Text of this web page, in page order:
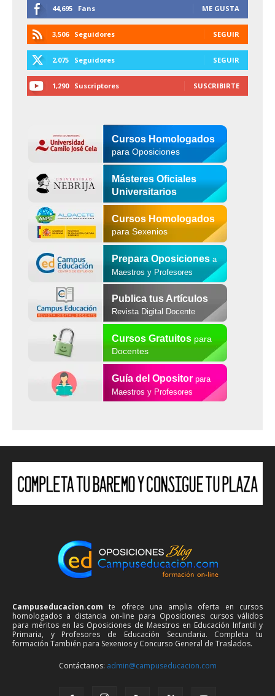
44,695 Fans ME GUSTA
3,506 Seguidores SEGUIR
2,075 Seguidores SEGUIR
1,290 Suscriptores SUSCRIBIRTE
Cursos Homologados
para Oposiciones
Másteres Oficiales
Universitarios
Cursos Homologados
para Sexenios
Prepara Oposiciones a
Maestros y Profesores
Publica tus Artículos
Revista Digital Docente
Cursos Gratuitospara
Docentes
Guía del Opositor para
Maestros y Profesores
Campuseducacion.com te ofrece una amplia oferta en cursos
homologados a distancia on-line para Oposiciones: cursos válidos
para méritos en las Oposiciones de Maestros en Educación Infantil y
Primaria, y Profesores de Educación Secundaria. Completa tu
formación También para Sexenios y Concurso General de Traslados.
Contáctanos: admin@campuseducacion.com